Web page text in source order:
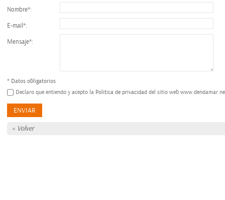
Nombre*:
E-mail*:
Mensaje*:
* Datos obligatorios
Declaro que entiendo y acepto la Politica de privacidad del sitio web
« Volver